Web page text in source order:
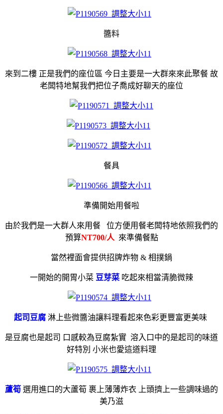
醬料
來到二樓 正是我們的座位區 今日主要是一大群來來此聚餐 故
老闆特地幫我們把位子喬成好聊天的座位
餐具
準備開始用餐啦
由於我們是一大群人來用餐 位方便用餐老闆特地依照我們的
預算NT700/人 來準備餐點
當然裡面會提供招牌炸物 & 相撲鍋
一開始的開胃小菜 豆芽菜 吃起來相當清脆微辣
起司豆腐 淋上些微醬油讓料理看起來色彩更豐富更美味
是豆腐也是起司 口感較為豆腐紮實 溶入口中的是起司的味道
好特別 小米也愛這道料理
蘆筍 選用進口的大蘆筍 裹上薄薄炸衣 上頭擠上一些調味過的
美乃滋